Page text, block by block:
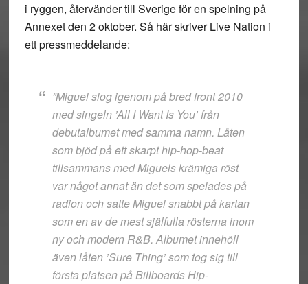
i ryggen, återvänder till Sverige för en spelning på
Annexet den 2 oktober. Så här skriver Live Nation i
ett pressmeddelande:
”Miguel slog igenom på bred front 2010
med singeln ’All I Want Is You’ från
debutalbumet med samma namn. Låten
som bjöd på ett skarpt hip-hop-beat
tillsammans med Miguels krämiga röst
var något annat än det som spelades på
radion och satte Miguel snabbt på kartan
som en av de mest själfulla rösterna inom
ny och modern R&B. Albumet innehöll
även låten ’Sure Thing’ som tog sig till
första platsen på Billboards Hip-